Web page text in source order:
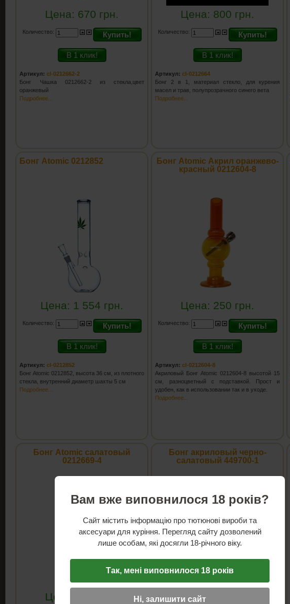
Цена: 670 грн.
Количество: Купить!
В 1 клик!
Артикул:cl-0212662-2
Бонг Чашка 0212662-2 из стекла,цвет
оранжевый
Подробнее...
Цена: 800 грн.
Количество: Купить!
В 1 клик!
Артикул:cl-0212664
Бонг 2 в 1, материал стекло, для курения
масел и трав, полупрозрачного синего вета
Подробнее...
Бонг Atomic 0212852
Цена: 1 554 грн.
Количество: Купить!
В 1 клик!
Артикул:cl-0212852
Бонг Atomic 0212852, высота 36 см, из плотного
стекла, внутренний диаметр шахты 5 см
Подробнее...
Бонг Atomic Акрил оранжево-
красный 0212604-8
Цена: 250 грн.
Количество: Купить!
В 1 клик!
Артикул:cl-0212604-8
Акриловый Бонг Atomic 0212604-8 высотой 15
см, разноцветный с подставкой. Прост и
удобен, как в использовании так и в уходе.
Подробнее...
Бонг Atomic салатовый
0212669-4
Цена:
Бонг акриловый черно-
салатовый 449700-1
Цена:
Вам вже виповнилося 18 років?
Сайт містить інформацію про тютюнові вироби та
аксесуари для куріння. Перегляд сайту дозволений
лише особам, які досягли 18-річного віку.
Так, мені виповнилося 18 років
Ні, залишити сайт